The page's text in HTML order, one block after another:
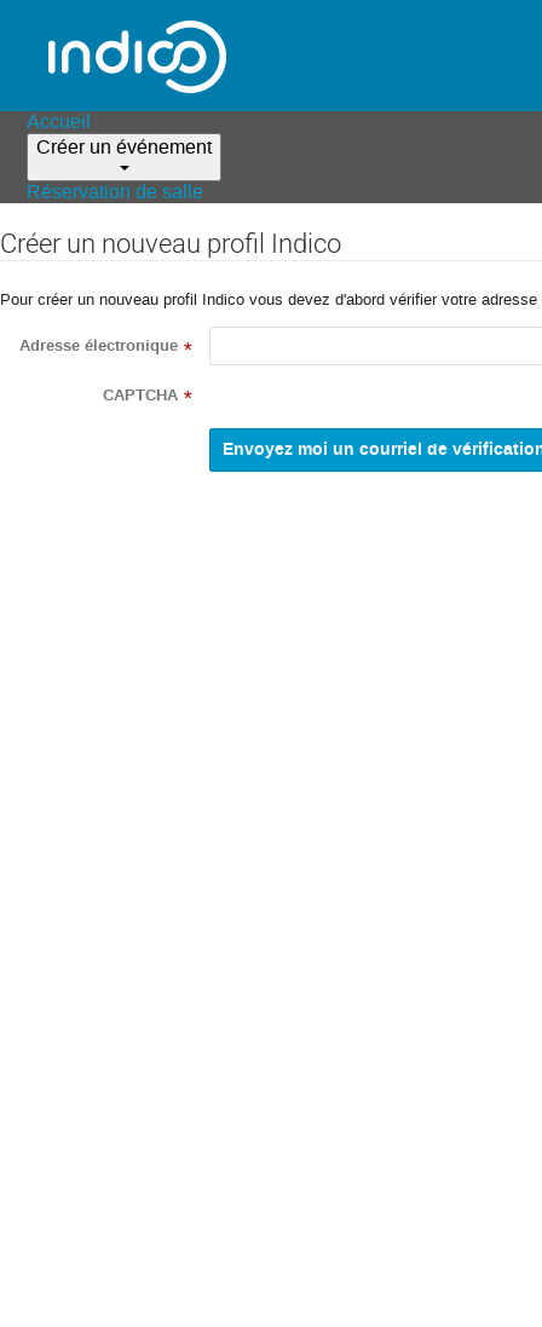
Accueil
Créer un événement
Réservation de salle
Créer un nouveau profil Indico
Pour créer un nouveau profil Indico vous devez d'abord vérifier votre
Adresse électronique *
CAPTCHA *